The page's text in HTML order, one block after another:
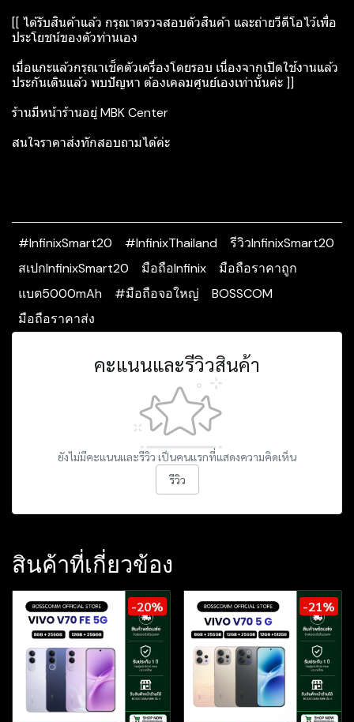
[[ ได้รับสินค้าแล้ว กรุณาตรวจสอบตัวสินค้า และถ่ายวีดีโอไว้เพื่อ
ประโยชน์ของตัวท่านเอง
เมื่อแกะแล้วกรุณาเช็คตัวเครื่องโดยรอบ เนื่องจากเปิดใช้งานแล้ว
ประกันเดินแล้ว พบปัญหา ต้องเคลมศูนย์เองเท่านั้นค่ะ ]]
ร้านมีหน้าร้านอยู่ MBK Center
สนใจราคาส่งทักสอบถามได้ค่ะ
#InfinixSmart20 #InfinixThailand
รีวิวInfinixSmart20
สเปกInfinixSmart20
มือถือInfinix
มือถือราคาถูก
แบต5000mAh
#มือถือจอใหญ่
BOSSCOM
มือถือราคาส่ง
คะแนนและรีวิวสินค้า
ยังไม่มีคะแนนและรีวิว เป็นคนแรกที่แสดงความคิดเห็น
รีวิว
สินค้าที่เกี่ยวข้อง
-20% -21%